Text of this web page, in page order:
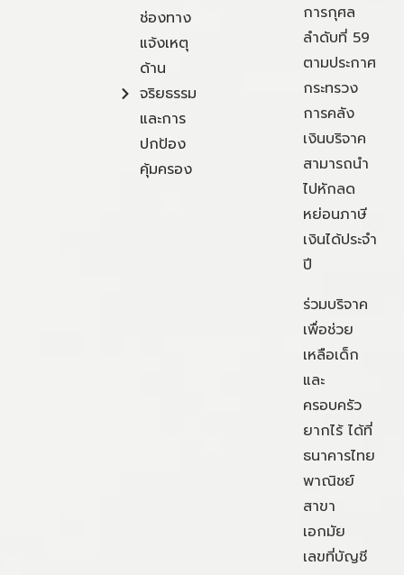
ช่องทาง
แจ้งเหตุ
ด้าน
จริยธรรม
และการ
ปกป้อง
คุ้มครอง
การกุศล
ลำดับที่ 59
ตามประกาศ
กระทรวง
การคลัง
เงินบริจาค
สามารถนำ
ไปหักลด
หย่อนภาษี
เงินได้ประจำ
ปี
ร่วมบริจาค
เพื่อช่วย
เหลือเด็ก
และ
ครอบครัว
ยากไร้ ได้ที่
ธนาคารไทย
พาณิชย์
สาขา
เอกมัย
เลขที่บัญชี